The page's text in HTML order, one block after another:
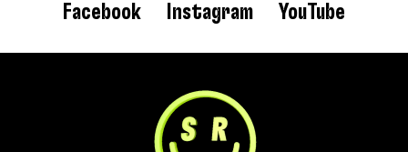
Facebook Instagram YouTube